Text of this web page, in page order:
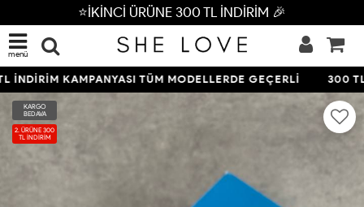
⭐İKİNCİ ÜRÜNE 300 TL İNDİRİM 🎉
menü
KAMPANYASI TÜM MODELLERDE GEÇERLİ 300 TL
KARGO
BEDAVA
2. ÜRÜNE 300
TL İNDİRİM